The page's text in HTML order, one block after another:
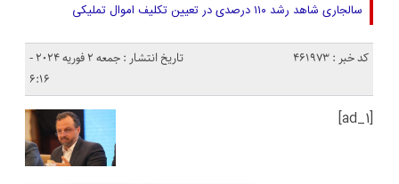
سالجاری شاهد رشد ۱۱۰ درصدی در تعیین تکلیف اموال تملیکی
کد خبر : 461973
تاریخ انتشار : جمعه 2 فوریه 2024 -
6:16
[ad_1]